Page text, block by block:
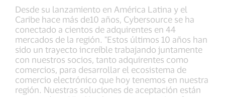
Desde su lanzamiento en América Latina y el
Caribe hace más de10 años, Cybersource se ha
conectado a cientos de adquirentes en 44
mercados de la región. "Estos últimos 10 años han
sido un trayecto increíble trabajando juntamente
con nuestros socios, tanto adquirentes como
comercios, para desarrollar el ecosistema de
comercio electrónico que hoy tenemos en nuestra
región. Nuestras soluciones de aceptación están